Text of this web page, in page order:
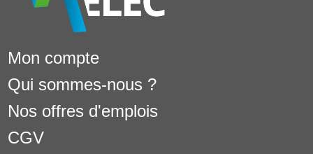
Mon compte
Qui sommes-nous ?
Nos offres d'emplois
CGV